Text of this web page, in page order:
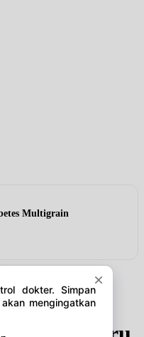
Multigrain